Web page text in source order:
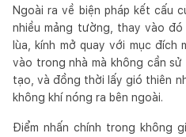
Ngoài ra về biện pháp kết cấu
nhiều mảng tường, thay vào
lùa, kính mở quay với mục
vào trong nhà mà không cần
tạo, và đồng thời lấy gió thiên
không khí nóng ra bên ngoài.
Điểm nhấn chính trong không